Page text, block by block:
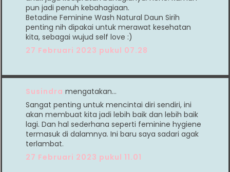
pun jadi penuh kebahagiaan.
Betadine Feminine Wash Natural Daun Sirih
penting nih dipakai untuk merawat kesehatan
kita, sebagai wujud self love :)
27 Februari 2023 pukul 07.28
Susindra mengatakan…
Sangat penting untuk mencintai diri sendiri, ini
akan membuat kita jadi lebih baik dan lebih baik
lagi. Dan hal sederhana seperti feminine hygiene
termasuk di dalamnya. Ini baru saya sadari agak
terlambat.
27 Februari 2023 pukul 11.01